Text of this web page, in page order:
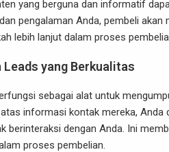
yang berguna dan informatif
pengalaman Anda, pembeli
lebih lanjut dalam proses
Leads yang Berkualitas
sebagai alat untuk
informasi kontak mereka,
berinteraksi dengan Anda. Ini
proses pembelian.